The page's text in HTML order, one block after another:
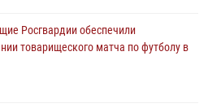
пистолетом
Росгвардии ликвидирована
Росгвардии обеспечили
товарищеского матча по футболу в